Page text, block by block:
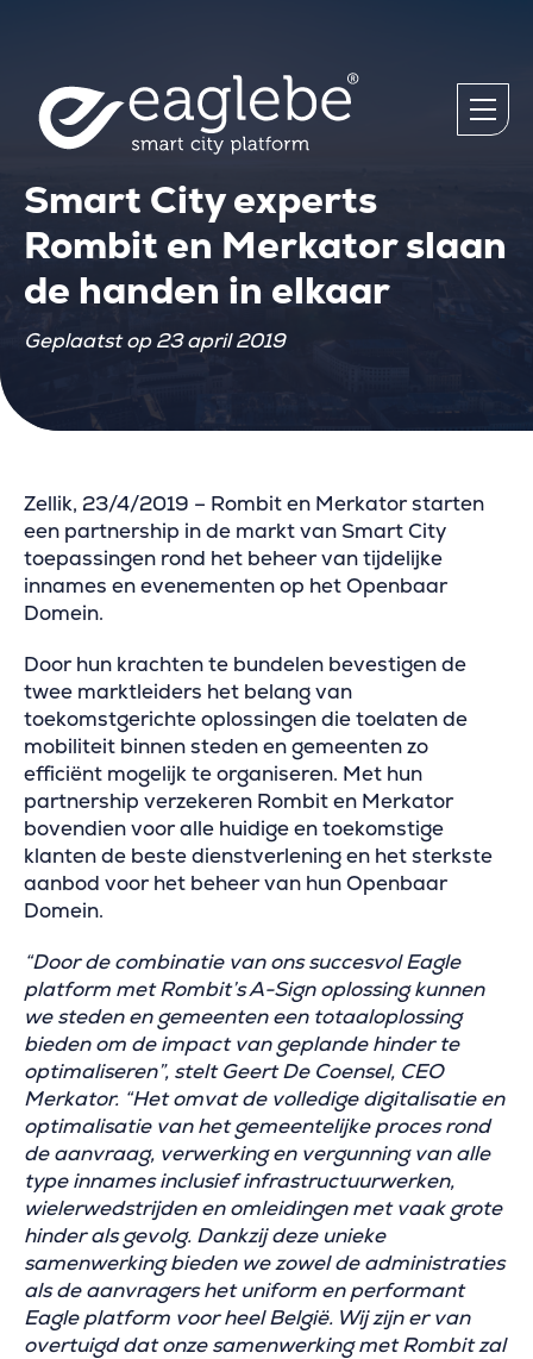
Smart City experts
Rombit en Merkator slaan
de handen in elkaar
Geplaatst op 23 april 2019
Zellik, 23/4/2019 – Rombit en Merkator starten
een partnership in de markt van Smart City
toepassingen rond het beheer van tijdelijke
innames en evenementen op het Openbaar
Domein.
Door hun krachten te bundelen bevestigen de
twee marktleiders het belang van
toekomstgerichte oplossingen die toelaten de
mobiliteit binnen steden en gemeenten zo
efficiënt mogelijk te organiseren. Met hun
partnership verzekeren Rombit en Merkator
bovendien voor alle huidige en toekomstige
klanten de beste dienstverlening en het sterkste
aanbod voor het beheer van hun Openbaar
Domein.
“Door de combinatie van ons succesvol Eagle
platform met Rombit’s A-Sign oplossing kunnen
we steden en gemeenten een totaaloplossing
bieden om de impact van geplande hinder te
optimaliseren”, stelt Geert De Coensel, CEO
Merkator. “Het omvat de volledige digitalisatie en
optimalisatie van het gemeentelijke proces rond
de aanvraag, verwerking en vergunning van alle
type innames inclusief infrastructuurwerken,
wielerwedstrijden en omleidingen met vaak grote
hinder als gevolg. Dankzij deze unieke
samenwerking bieden we zowel de administraties
als de aanvragers het uniform en performant
Eagle platform voor heel België. Wij zijn er van
overtuigd dat onze samenwerking met Rombit zal